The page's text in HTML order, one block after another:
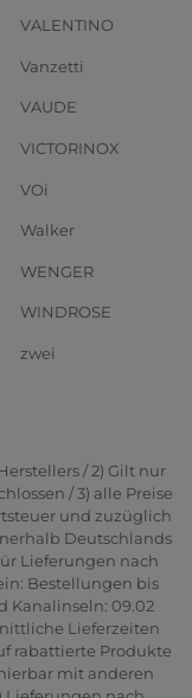
VALENTINO
Vanzetti
VAUDE
VICTORINOX
VOi
Walker
WENGER
WINDROSE
zwei
/ 2) Gilt nur
/ 3) alle Preise
und zuzüglich
Deutschlands
Lieferungen nach
Bestellungen bis
Kanalinseln: 09.02
Lieferzeiten
rabattierte Produkte
mit anderen